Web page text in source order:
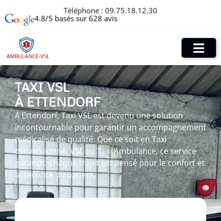
Téléphone : 09.75.18.12.30
4.8/5 basés sur 628 avis
TAXI VSL
À ETTENDORF
À Ettendorf, Taxi VSL est devenu une solution
incontournable pour garantir un accompagnement
médicalisé de qualité. Que ce soit en Taxi
conventionné, VSL ou Taxi Ambulance, ce service
garantit. Chaque trajet est pensé pour le confort et
la sécurité du patient.